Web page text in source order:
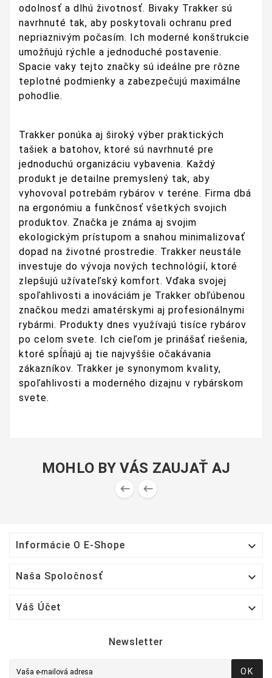
odolnosť a dlhú životnosť. Bivaky Trakker sú
navrhnuté tak, aby poskytovali ochranu pred
nepriaznivým počasím. Ich moderné konštrukcie
umožňujú rýchle a jednoduché postavenie.
Spacie vaky tejto značky sú ideálne pre rôzne
teplotné podmienky a zabezpečujú maximálne
pohodlie.
Trakker ponúka aj široký výber praktických
tašiek a batohov, ktoré sú navrhnuté pre
jednoduchú organizáciu vybavenia. Každý
produkt je detailne premyslený tak, aby
vyhovoval potrebám rybárov v teréne. Firma dbá
na ergonómiu a funkčnosť všetkých svojich
produktov. Značka je známa aj svojim
ekologickým prístupom a snahou minimalizovať
dopad na životné prostredie. Trakker neustále
investuje do vývoja nových technológií, ktoré
zlepšujú užívateľský komfort. Vďaka svojej
spoľahlivosti a inováciám je Trakker obľúbenou
značkou medzi amatérskymi aj profesionálnymi
rybármi. Produkty dnes využívajú tisíce rybárov
po celom svete. Ich cieľom je prinášať riešenia,
ktoré spĺňajú aj tie najvyššie očakávania
zákazníkov. Trakker je synonymom kvality,
spoľahlivosti a moderného dizajnu v rybárskom
svete.
MOHLO BY VÁS ZAUJAŤ AJ
 
Informácie O E-Shope 
Naša Spoločnosť 
Váš Účet 
Newsletter
OK